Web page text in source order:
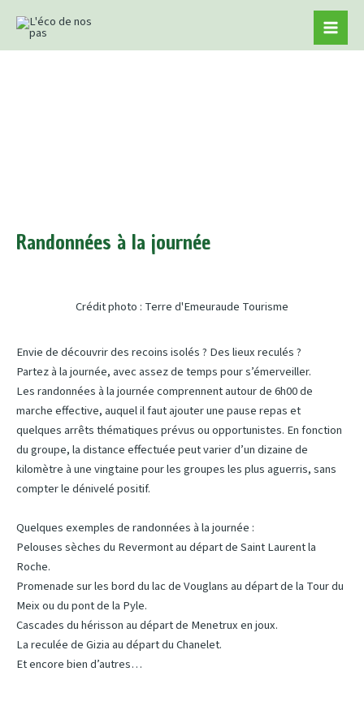
contenu
Randonnées à la journée
Crédit photo : Terre d'Emeuraude Tourisme
Envie de découvrir des recoins isolés ? Des lieux reculés ?
Partez à la journée, avec assez de temps pour s’émerveiller.
Les randonnées à la journée comprennent autour de 6h00 de
marche effective, auquel il faut ajouter une pause repas et
quelques arrêts thématiques prévus ou opportunistes. En fonction
du groupe, la distance effectuée peut varier d’un dizaine de
kilomètre à une vingtaine pour les groupes les plus aguerris, sans
compter le dénivelé positif.
Quelques exemples de randonnées à la journée :
Pelouses sèches du Revermont au départ de Saint Laurent la
Roche.
Promenade sur les bord du lac de Vouglans au départ de la Tour du
Meix ou du pont de la Pyle.
Cascades du hérisson au départ de Menetrux en joux.
La reculée de Gizia au départ du Chanelet.
Et encore bien d’autres…